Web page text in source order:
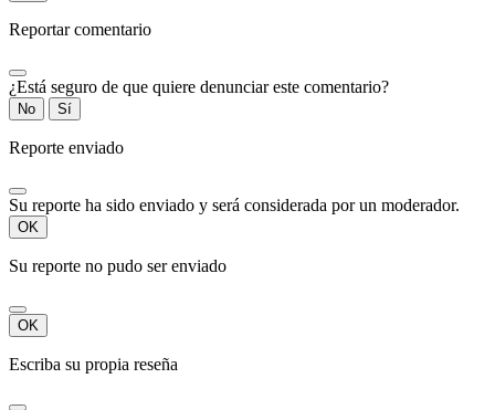
Reportar comentario
¿Está seguro de que quiere denunciar este comentario?
No Sí
Reporte enviado
Su reporte ha sido enviado y será considerada por un moderador.
OK
Su reporte no pudo ser enviado
OK
Escriba su propia reseña